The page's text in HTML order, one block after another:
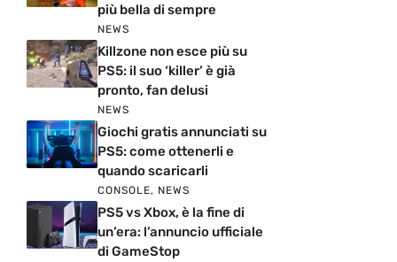
più bella di sempre
NEWS
Killzone non esce più su
PS5: il suo ‘killer’ è già
pronto, fan delusi
NEWS
Giochi gratis annunciati su
PS5: come ottenerli e
quando scaricarli
CONSOLE, NEWS
PS5 vs Xbox, è la fine di
un’era: l’annuncio ufficiale
di GameStop